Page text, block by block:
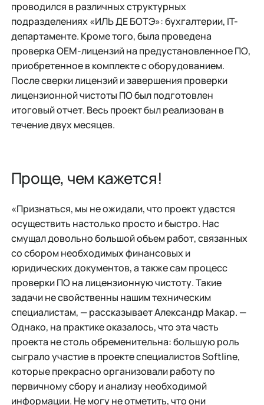
проводился в различных структурных
подразделениях «ИЛЬ ДЕ БОТЭ»: бухгалтерии, IT-
департаменте. Кроме того, была проведена
проверка OEM-лицензий на предустановленное ПО,
приобретенное в комплекте с оборудованием.
После сверки лицензий и завершения проверки
лицензионной чистоты ПО был подготовлен
итоговый отчет. Весь проект был реализован в
течение двух месяцев.
Проще, чем кажется!
«Признаться, мы не ожидали, что проект удастся
осуществить настолько просто и быстро. Нас
смущал довольно большой объем работ, связанных
со сбором необходимых финансовых и
юридических документов, а также сам процесс
проверки ПО на лицензионную чистоту. Такие
задачи не свойственны нашим техническим
специалистам, — рассказывает Александр Макар. —
Однако, на практике оказалось, что эта часть
проекта не столь обременительна: большую роль
сыграло участие в проекте специалистов Softline,
которые прекрасно организовали работу по
первичному сбору и анализу необходимой
информации. Не могу не отметить, что они